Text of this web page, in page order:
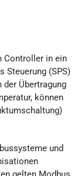
Controller in ein
Steuerung (SPS)
Übertragung
können
und